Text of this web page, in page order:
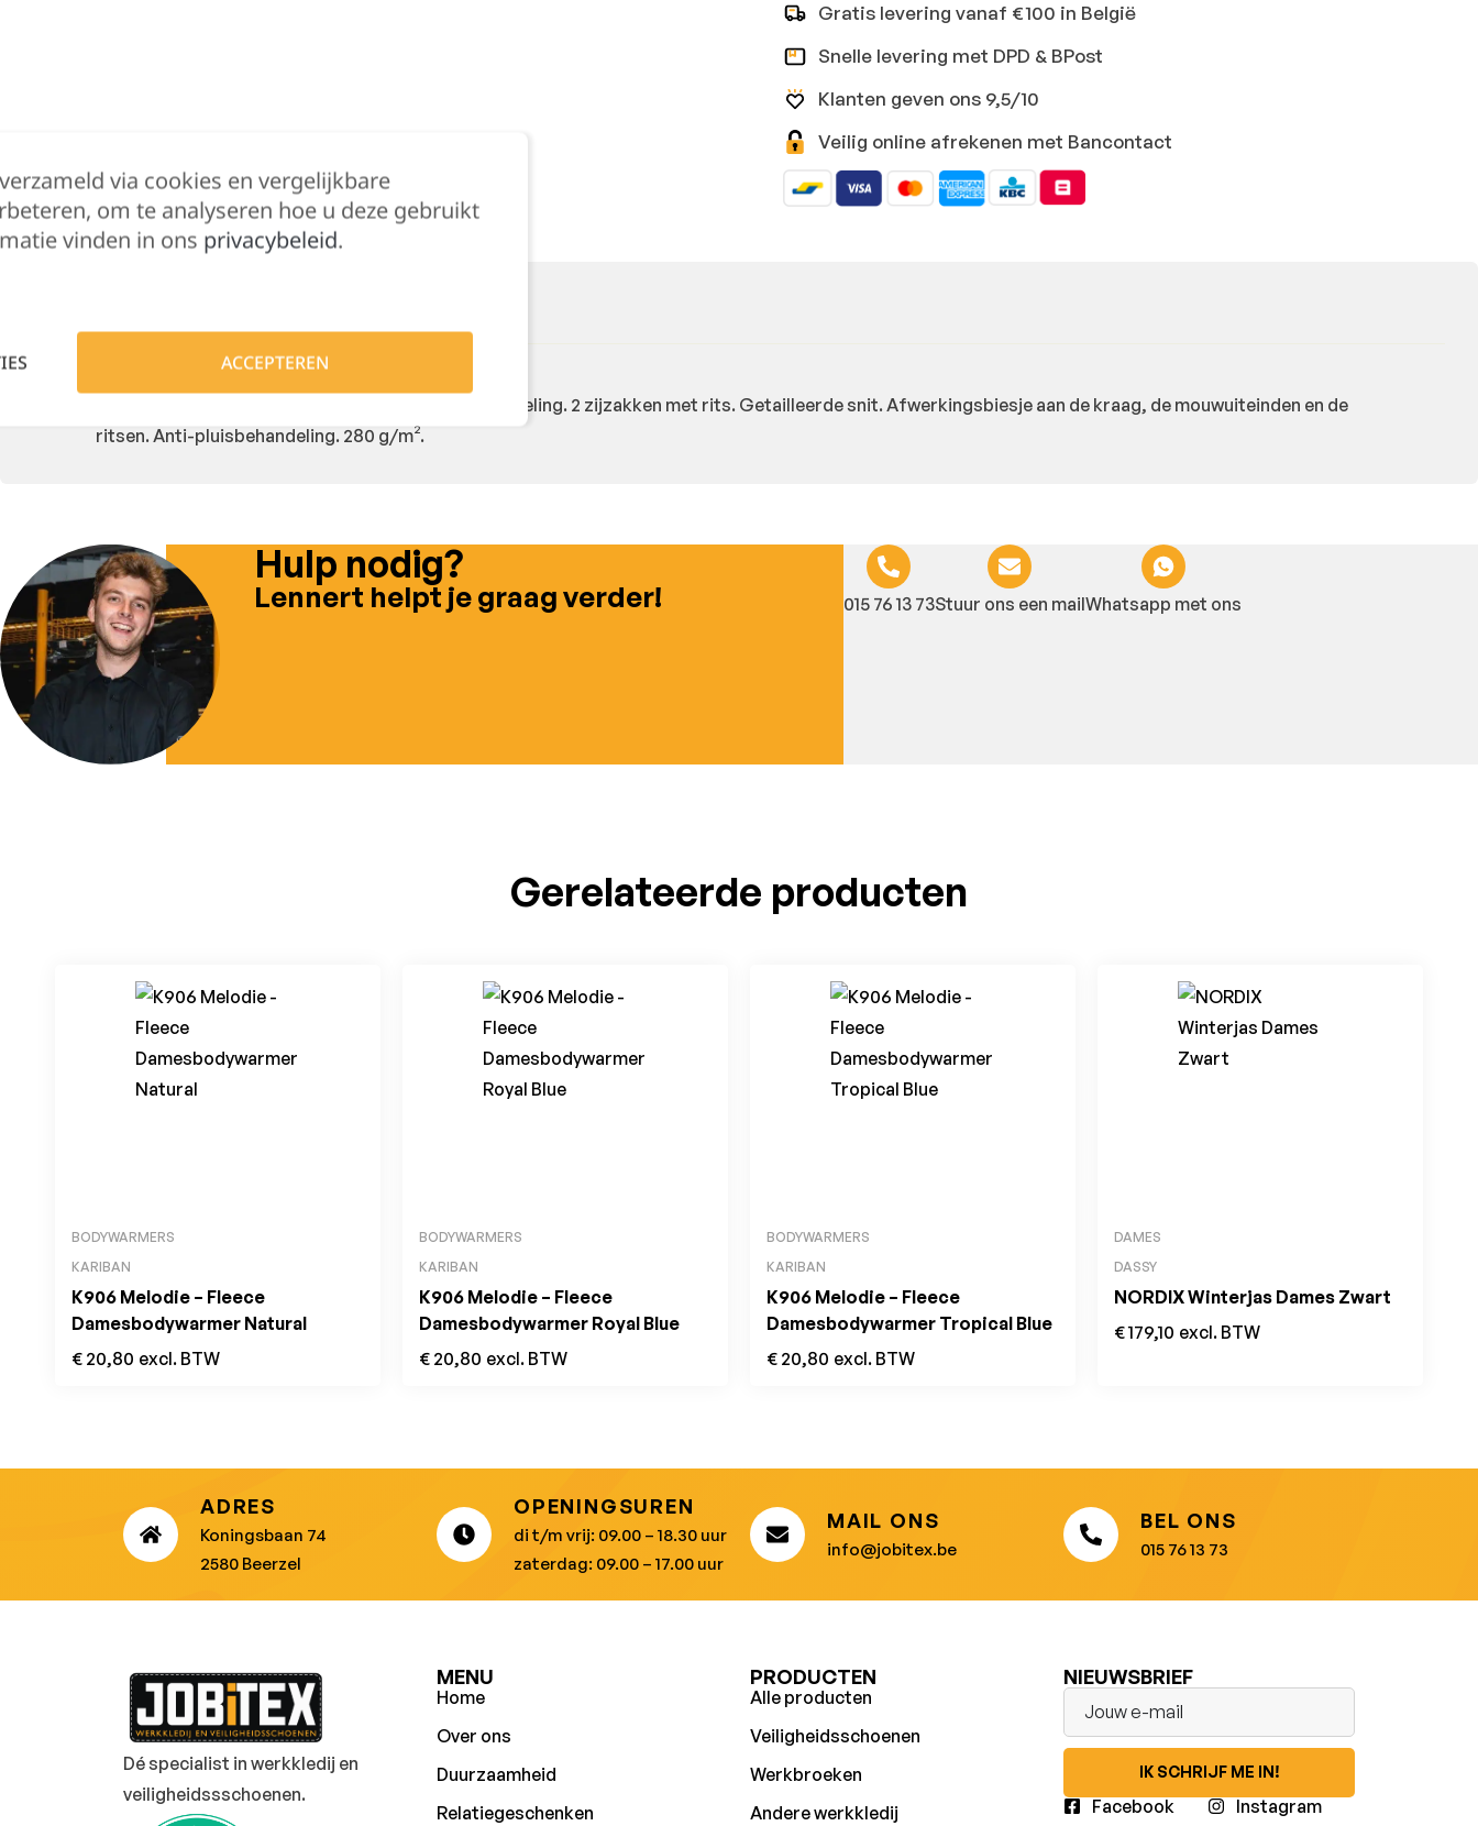
Gratis levering vanaf €100 in België
Snelle levering met DPD & BPost
Klanten geven ons 9,5/10
Veilig online afrekenen met Bancontact
100% polyester microfleece met anti-pilling behandeling. 2 zijzakken met rits. Getailleerde snit. Afwerkingsbiesje aan de kraag, de mouwuiteinden en de
ritsen. Anti-pluisbehandeling. 280 g/m².
Hulp nodig?
Lennert helpt je graag verder! 015 76 13 73Stuur ons een mailWhatsapp met ons
Gerelateerde producten
BODYWARMERS
KARIBAN
K906 Melodie – Fleece
Damesbodywarmer Natural
€ 20,80 excl. BTW
BODYWARMERS
KARIBAN
K906 Melodie – Fleece
Damesbodywarmer Royal Blue
€ 20,80 excl. BTW
BODYWARMERS
KARIBAN
K906 Melodie – Fleece
Damesbodywarmer Tropical Blue
€ 20,80 excl. BTW
DAMES
DASSY
NORDIX Winterjas Dames Zwart
€179,10 excl. BTW
ADRES
Koningsbaan 74
2580 Beerzel
OPENINGSUREN
di t/m vrij: 09.00 – 18.30 uur
zaterdag: 09.00 – 17.00 uur
MAIL ONS
info@jobitex.be
BEL ONS
015 76 13 73
Dé specialist in werkkledij en
veiligheidssschoenen.
MENU
Home
Over ons
Duurzaamheid
Relatiegeschenken
PRODUCTEN
Alle producten
Veiligheidsschoenen
Werkbroeken
Andere werkkledij
NIEUWSBRIEF
IK SCHRIJF ME IN!
Facebook
Instagram
via cookies en vergelijkbare
om te analyseren hoe u deze gebruikt
vinden in ons privacybeleid.
ACCEPTEREN